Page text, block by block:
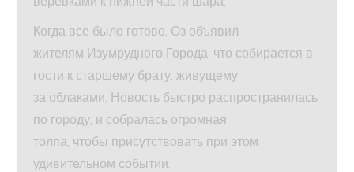
Когда все было готово, Оз объявил
жителям Изумрудного Города, что собирается в
гости к старшему брату, живущему
за облаками. Новость быстро распространилась
по городу, и собралась огромная
толпа, чтобы присутствовать при этом
удивительном событии.